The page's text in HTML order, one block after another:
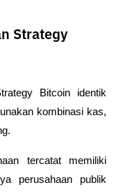
Strategy
Bitcoin identik
kombinasi kas,
tercatat memiliki
perusahaan publik